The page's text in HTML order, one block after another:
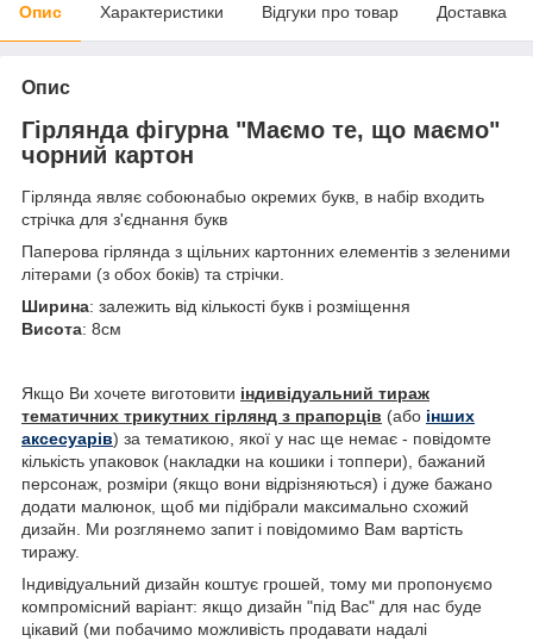
Опис Характеристики Відгуки про товар Доставка
Опис
Гірлянда фігурна "Маємо те, що маємо"
чорний картон
Гірлянда являє собоюнабыо окремих букв, в набір входить
стрічка для з'єднання букв
Паперова гірлянда з щільних картонних елементів з зеленими
літерами (з обох боків) та стрічки.
Ширина: залежить від кількості букв і розміщення
Висота: 8см
Якщо Ви хочете виготовити індивідуальний тираж
тематичних трикутних гірлянд з прапорців (або інших
аксесуарів) за тематикою, якої у нас ще немає - повідомте
кількість упаковок (накладки на кошики і топпери), бажаний
персонаж, розміри (якщо вони відрізняються) і дуже бажано
додати малюнок, щоб ми підібрали максимально схожий
дизайн. Ми розглянемо запит і повідомимо Вам вартість
тиражу.
Індивідуальний дизайн коштує грошей, тому ми пропонуємо
компромісний варіант: якщо дизайн "під Вас" для нас буде
цікавий (ми побачимо можливість продавати надалі